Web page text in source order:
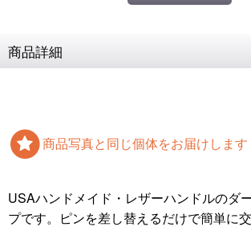
商品詳細
商品写真と同じ個体をお届けします
USAハンドメイド・レザーハンドルのダ
プです。ピンを差し替えるだけで簡単に交